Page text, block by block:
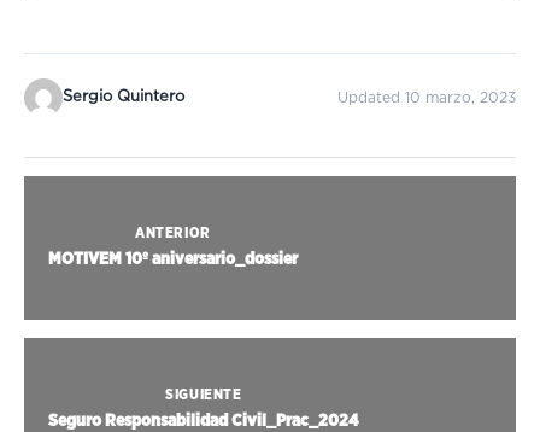
Sergio Quintero Updated 10 marzo, 2023
ANTERIOR
MOTIVEM 10º aniversario_dossier
SIGUIENTE
Seguro Responsabilidad Civil_Prac_2024